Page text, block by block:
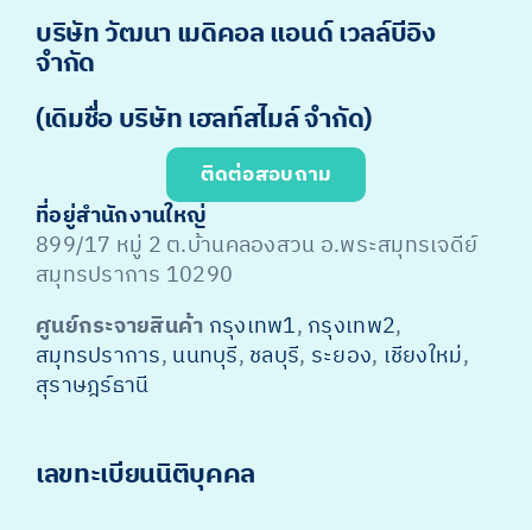
บริษัท วัฒนา เมดิคอล แอนด์ เวลล์บีอิง
จำกัด
(เดิมชื่อ บริษัท เฮลท์สไมล์ จำกัด)
ติดต่อสอบถาม
ที่อยู่สำนักงานใหญ่
899/17 หมู่ 2 ต.บ้านคลองสวน อ.พระสมุทรเจดีย์
สมุทรปราการ 10290
ศูนย์กระจายสินค้า กรุงเทพ1, กรุงเทพ2,
สมุทรปราการ, นนทบุรี, ชลบุรี, ระยอง, เชียงใหม่,
สุราษฎร์ธานี
เลขทะเบียนนิติบุคคล